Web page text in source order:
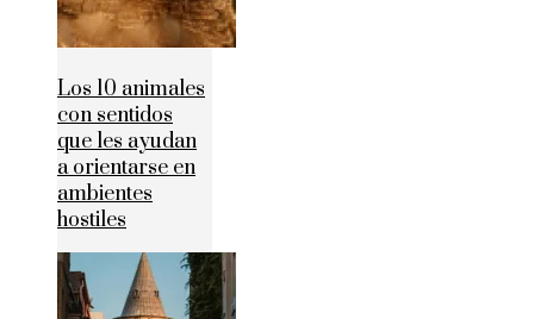
Los 10 animales
con sentidos
que les ayudan
a orientarse en
ambientes
hostiles